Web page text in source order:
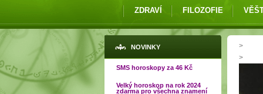
ZDRAVÍ FILOZOFIE
NOVINKY
SMS horoskopy za 46 Kč
Velký horoskop na rok 2024
zdarma pro všechna znamení
Jste
>
>